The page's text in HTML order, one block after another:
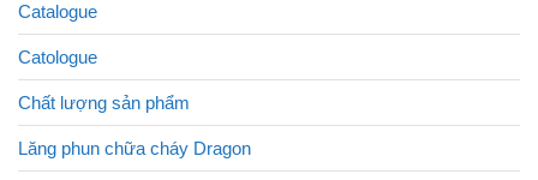
Catalogue
Catologue
Chất lượng sản phẩm
Lăng phun chữa cháy Dragon